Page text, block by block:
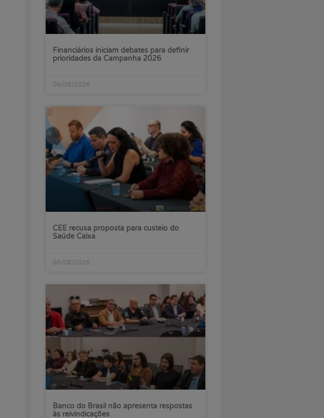
Financiários iniciam debates para definir
prioridades da Campanha 2026
06/08/2026
CEE recusa proposta para custeio do
Saúde Caixa
06/08/2026
Banco do Brasil não apresenta respostas
às reivindicações